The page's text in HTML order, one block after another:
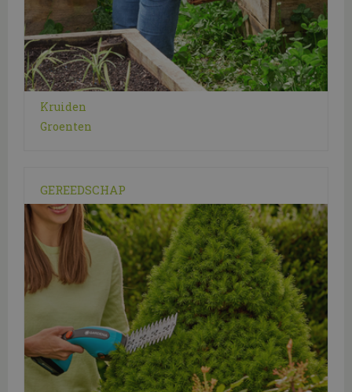
Kruiden
Groenten
GEREEDSCHAP